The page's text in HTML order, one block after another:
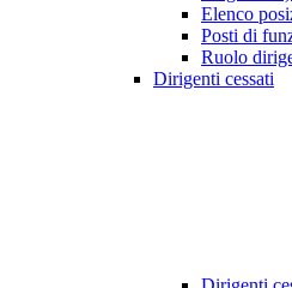
Elenco
Posti di
Ruolo
Dirigenti cessati